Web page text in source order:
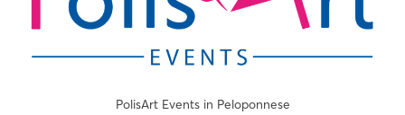
PolisArt Events in Peloponnese